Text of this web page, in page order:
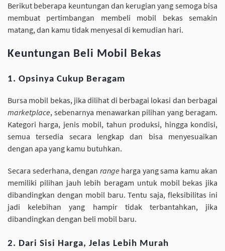
Berikut beberapa keuntungan dan kerugian yang semoga bisa
membuat pertimbangan membeli mobil bekas semakin
matang, dan kamu tidak menyesal di kemudian hari.
Keuntungan Beli Mobil Bekas
1. Opsinya Cukup Beragam
Bursa mobil bekas, jika dilihat di berbagai lokasi dan berbagai
marketplace, sebenarnya menawarkan pilihan yang beragam.
Kategori harga, jenis mobil, tahun produksi, hingga kondisi,
semua tersedia secara lengkap dan bisa menyesuaikan
dengan apa yang kamu butuhkan.
Secara sederhana, dengan rangeharga yang sama kamu akan
memiliki pilihan jauh lebih beragam untuk mobil bekas jika
dibandingkan dengan mobil baru. Tentu saja, fleksibilitas ini
jadi kelebihan yang hampir tidak terbantahkan, jika
dibandingkan dengan beli mobil baru.
2. Dari Sisi Harga, Jelas Lebih Murah